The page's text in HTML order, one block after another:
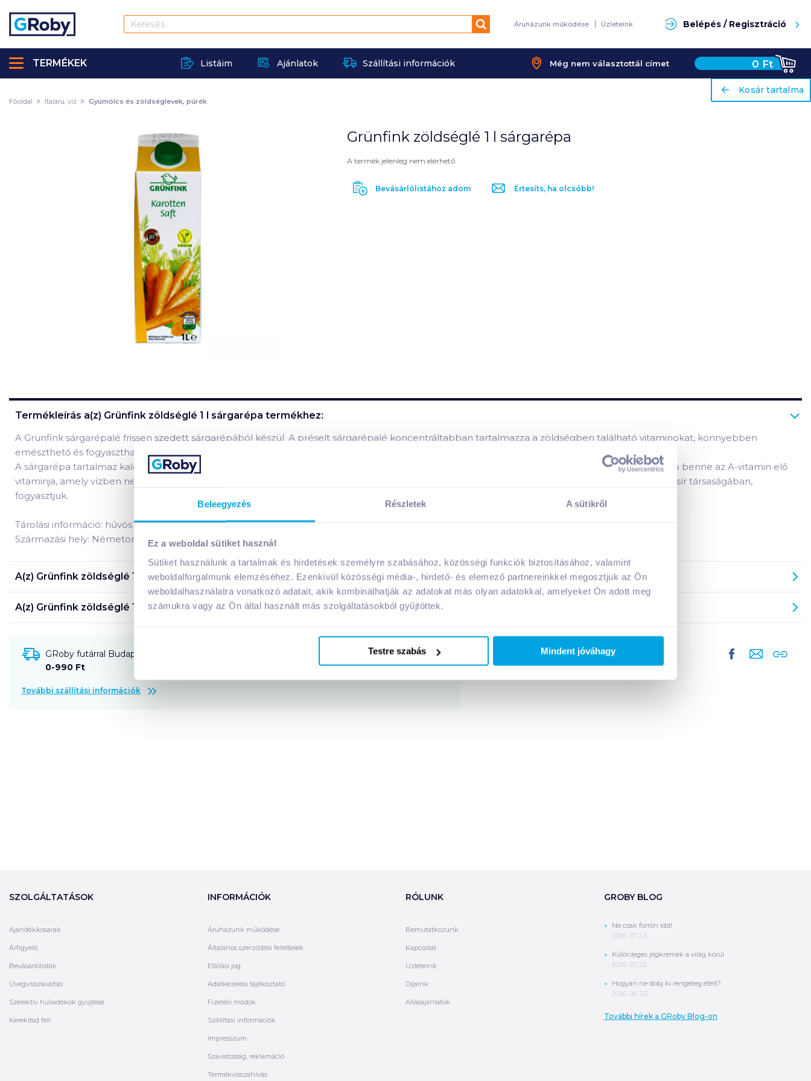
Beleegyezés Részletek A sütikről
Ez a weboldal sütiket használ
Sütiket használunk a tartalmak és hirdetések személyre szabásához, közösségi funkciók biztosításához, valamint
weboldalforgalmunk elemzéséhez. Ezenkívül közösségi média-, hirdető- és elemező partnereinkkel megosztjuk az Ön
weboldalhasználatra vonatkozó adatait, akik kombinálhatják az adatokat más olyan adatokkal, amelyeket Ön adott meg
számukra vagy az Ön által használt más szolgáltatásokból gyűjtöttek.
Testre szabás Mindent jóváhagy
Keresés Áruházunk működése Üzleteink Belépés / Regisztráció
Listáim Ajánlatok Szállítási információk Még nem választottál címet 0 Ft
TERMÉKEK
ariaLabel
Kosár tartalma
ariaLabelKosár tartalma
MPL szállítás esetén a csomagolási
Főoldal Italáru, víz Gyümölcs és zöldséglevek, pürék
Grünfink zöldséglé 1 l sárgarépa
A termék jelenleg nem elérhető
Bevásárlólistához adom Értesíts, ha olcsóbb!
Termékleírás a(z) Grünfink zöldséglé 1 l sárgarépa termékhez:
A Grünfink sárgarépalé frissen szedett sárgarépából készül. A préselt sárgarépalé koncentráltabban tartalmazza a zöldségben található vitaminokat, könnyebben
emészthető és fogyasztható. Erőteljes sárgarépaízű.
A sárgarépa tartalmaz kalciumot, káliumot, nátriumot, foszfort, vasat, magnéziumot, krómot, sót, A, B komplex, C, E, G és K vitaminokat. A legtöbb benne az A-vitamin elő
vitaminja, amely vízben nem oldódik, tehát csak abban az esetben tudja szervezetünk hasznosítani maradéktalanul, ha zsírok, főleg esszenciális zsír társaságában,
fogyasztjuk.
Tárolási információ: hűvös helyen tárolandó!
Származási hely: Németország
A(z) Grünfink zöldséglé 1 l sárgarépatermék összetevői:
A(z) Grünfink zöldséglé 1 l sárgarépatermék tápanyagai:
GRoby futárral Budapestre és környékére szállítható
0-990 Ft
További szállítási információk
SZOLGÁLTATÁSOK
Ajándékkosarak
Árfigyelő
Bevásárlólisták
Üvegvisszaváltás
Szelektív hulladékok gyűjtése
Kerekítsd fel!
INFORMÁCIÓK
Áruházunk működése
Általános szerződési feltételek
Elállási jog
Adatkezelési tájékoztató
Fizetési módok
Szállítási információk
Impresszum
Szavatosság, reklamáció
Termékvisszahívás
RÓLUNK
Bemutatkozunk
Kapcsolat
Üzleteink
Díjaink
Állásajánlatok
GROBY BLOG
Ne csak forrón idd!
2026. 07. 23.
Különleges jégkrémek a világ körül
2026. 07. 22.
Hogyan ne dobj ki rengeteg ételt?
2026. 06. 23.
További hírek a GRoby Blog-on